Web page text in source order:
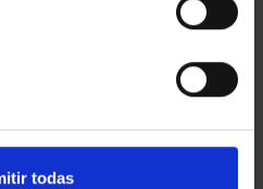
todas
SUSCRIPCIÓN
CAPITALES DE
PROVINCIA 4
949,00 €
registrados